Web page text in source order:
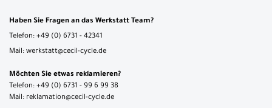
Haben Sie Fragen an das Werkstatt Team?
Telefon: +49 (0) 6731 - 42341
Mail: werkstatt@cecil-cycle.de
Möchten Sie etwas reklamieren?
Telefon: +49 (0) 6731 - 99 6 99 38
Mail: reklamation@cecil-cycle.de